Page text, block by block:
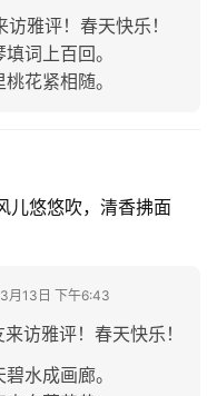
访雅评！春天快乐！
词上百回。
花紧相随。
儿悠悠吹，清香拂面
月13日 下午6:43
访雅评！春天快乐！
水成画廊。